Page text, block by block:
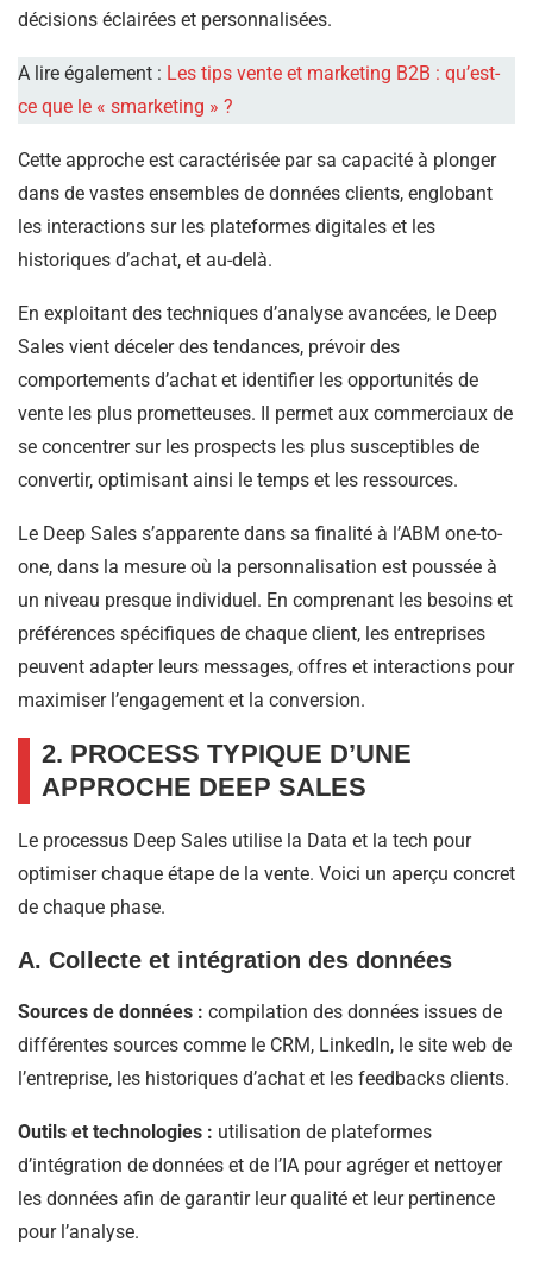
décisions éclairées et personnalisées.
A lire également : Les tips vente et marketing B2B : qu’est-
ce que le « smarketing » ?
Cette approche est caractérisée par sa capacité à plonger
dans de vastes ensembles de données clients, englobant
les interactions sur les plateformes digitales et les
historiques d’achat, et au-delà.
En exploitant des techniques d’analyse avancées, le Deep
Sales vient déceler des tendances, prévoir des
comportements d’achat et identifier les opportunités de
vente les plus prometteuses. Il permet aux commerciaux de
se concentrer sur les prospects les plus susceptibles de
convertir, optimisant ainsi le temps et les ressources.
Le Deep Sales s’apparente dans sa finalité à l’ABM one-to-
one, dans la mesure où la personnalisation est poussée à
un niveau presque individuel. En comprenant les besoins et
préférences spécifiques de chaque client, les entreprises
peuvent adapter leurs messages, offres et interactions pour
maximiser l’engagement et la conversion.
2. PROCESS TYPIQUE D’UNE
APPROCHE DEEP SALES
Le processus Deep Sales utilise la Data et la tech pour
optimiser chaque étape de la vente. Voici un aperçu concret
de chaque phase.
A. Collecte et intégration des données
Sources de données : compilation des données issues de
différentes sources comme le CRM, LinkedIn, le site web de
l’entreprise, les historiques d’achat et les feedbacks clients.
Outils et technologies : utilisation de plateformes
d’intégration de données et de l’IA pour agréger et nettoyer
les données afin de garantir leur qualité et leur pertinence
pour l’analyse.